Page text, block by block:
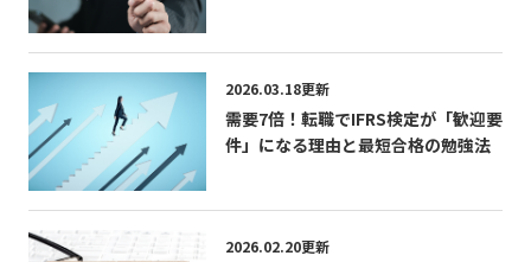
2026.03.18更新
需要7倍！転職でIFRS検定が「歓迎要
件」になる理由と最短合格の勉強法
2026.02.20更新